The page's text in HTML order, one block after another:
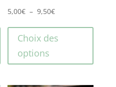
5,00€ – 9,50€Plage
prix :
à
Choix des
options